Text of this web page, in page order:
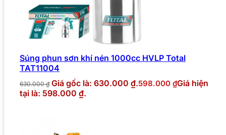
Súng phun sơn khí nén 1000cc HVLP Total
TAT11004
630.000₫ Giá gốc là: 630.000 ₫.598.000 ₫Giá hiện
tại là: 598.000 ₫.